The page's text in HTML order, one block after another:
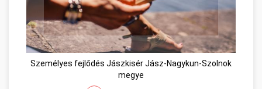
Személyes fejlődés Jászkisér Jász-Nagykun-Szolnok
megye